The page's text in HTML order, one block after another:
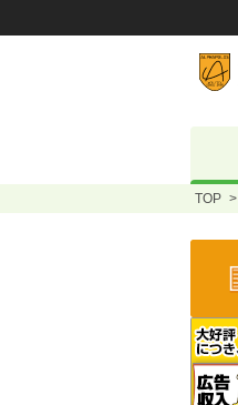
TOP >